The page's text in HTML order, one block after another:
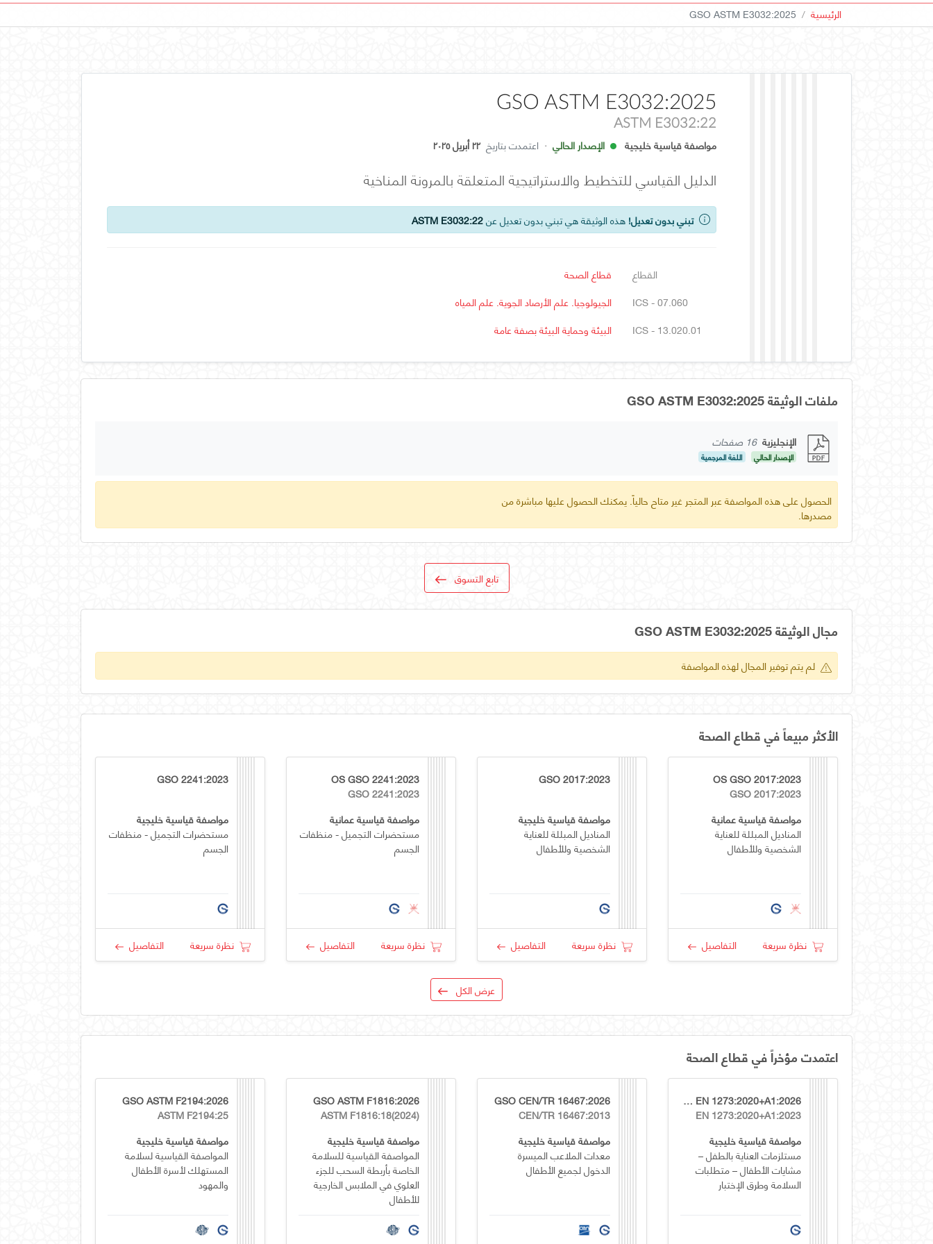
الرئيسية GSO ASTM E3032:2025
GSO ASTM E3032:2025
ASTM E3032:22
مواصفة قياسية خليجية الإصدار الحالي · اعتمدت بتاريخ ٢٢ أبريل ٢٠٢٥
الدليل القياسي للتخطيط والاستراتيجية المتعلقة بالمرونة المناخية
تبني بدون تعديل! هذه الوثيقة هي تبني بدون تعديل عنASTM E3032:22
القطاع
قطاع الصحة
ICS - 07.060
الجيولوجيا. علم الأرصاد الجوية. علم المياه
ICS - 13.020.01
البيئة وحماية البيئة بصفة عامة
ملفات الوثيقة GSO ASTM E3032:2025
الإنجليزية 16 صفحات
الإصدار الحالي اللغة المرجعية
الحصول على هذه المواصفة عبر المتجر غير متاح حالياً. يمكنك الحصول عليها مباشرة من
مصدرها.
تابع التسوق
مجال الوثيقة GSO ASTM E3032:2025
لم يتم توفير المجال لهذه المواصفة
الأكثر مبيعاً في قطاع الصحة
OS GSO 2017:2023
GSO 2017:2023
مواصفة قياسية عمانية
المناديل المبللة للعناية
الشخصية وللأطفال
نظرة سريعة التفاصيل
GSO 2017:2023
مواصفة قياسية خليجية
المناديل المبللة للعناية
الشخصية وللأطفال
نظرة سريعة التفاصيل
OS GSO 2241:2023
GSO 2241:2023
مواصفة قياسية عمانية
مستحضرات التجميل - منظفات
الجسم
نظرة سريعة التفاصيل
GSO 2241:2023
مواصفة قياسية خليجية
مستحضرات التجميل - منظفات
الجسم
نظرة سريعة التفاصيل
عرض الكل
اعتمدت مؤخراً في قطاع الصحة
GSO EN 1273:2020+A1:2026
EN 1273:2020+A1:2023
مواصفة قياسية خليجية
مستلزمات العناية بالطفل –
مشايات الأطفال – متطلبات
السلامة وطرق الإختبار
GSO CEN/TR 16467:2026
CEN/TR 16467:2013
مواصفة قياسية خليجية
معدات الملاعب الميسرة
الدخول لجميع الأطفال
GSO ASTM F1816:2026
ASTM F1816:18(2024)
مواصفة قياسية خليجية
المواصفة القياسية للسلامة
الخاصة بأربطة السحب للجزء
العلوي في الملابس الخارجية
للأطفال
GSO ASTM F2194:2026
ASTM F2194:25
مواصفة قياسية خليجية
المواصفة القياسية لسلامة
المستهلك لأسرة الأطفال
والمهود